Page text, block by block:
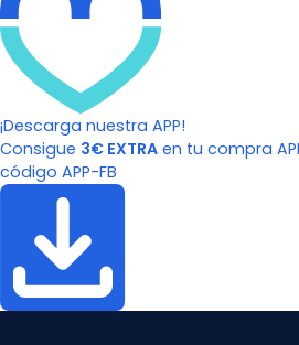
¡Descarga nuestra APP!
Consigue 3€ EXTRA en tu compra
código APP-FB